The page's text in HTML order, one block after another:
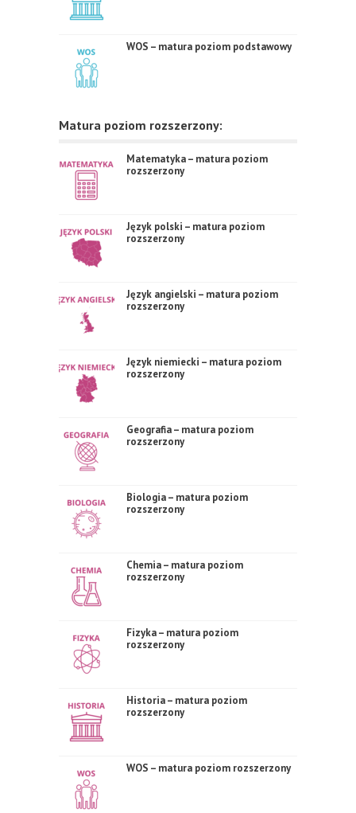
WOS – matura poziom podstawowy
Matura poziom rozszerzony:
Matematyka – matura poziom
rozszerzony
Język polski – matura poziom
rozszerzony
Język angielski – matura poziom
rozszerzony
Język niemiecki – matura poziom
rozszerzony
Geografia – matura poziom
rozszerzony
Biologia – matura poziom
rozszerzony
Chemia – matura poziom
rozszerzony
Fizyka – matura poziom
rozszerzony
Historia – matura poziom
rozszerzony
WOS – matura poziom rozszerzony